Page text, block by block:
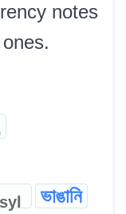
notes
syl
ভাঙানি